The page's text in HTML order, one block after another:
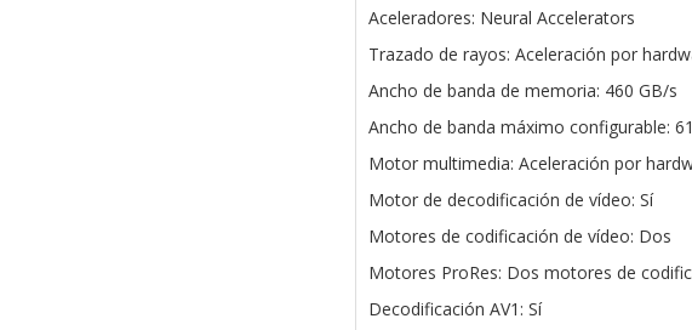
Aceleradores: Neural Accelerators
Trazado de rayos: Aceleración por
Ancho de banda de memoria: 460 GB/s
Ancho de banda máximo configurable:
Motor multimedia: Aceleración por
Motor de decodificación de vídeo: Sí
Motores de codificación de vídeo: Dos
Motores ProRes: Dos motores de
Decodificación AV1: Sí